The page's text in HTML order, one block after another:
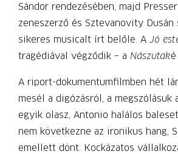
Sándor rendezésében, majd
zeneszerző és Sztevanovity Dusán
sikeres musicalt írt belőle. A Jó
tragédiával végződik – a Nászutak
A riport-dokumentumfilmben hét
mesél a digózásról, a megszólásuk
egyik olasz, Antonio halálos
nem következne az ironikus hang,
emellett dönt. Kockázatos